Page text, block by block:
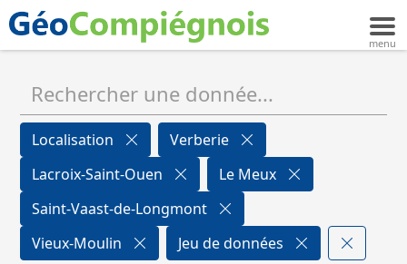
Localisation
Verberie
Lacroix-Saint-Ouen
Le Meux
Saint-Vaast-de-Longmont
Vieux-Moulin
Jeu de données